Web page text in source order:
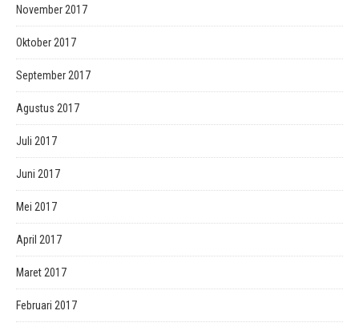
November 2017
Oktober 2017
September 2017
Agustus 2017
Juli 2017
Juni 2017
Mei 2017
April 2017
Maret 2017
Februari 2017